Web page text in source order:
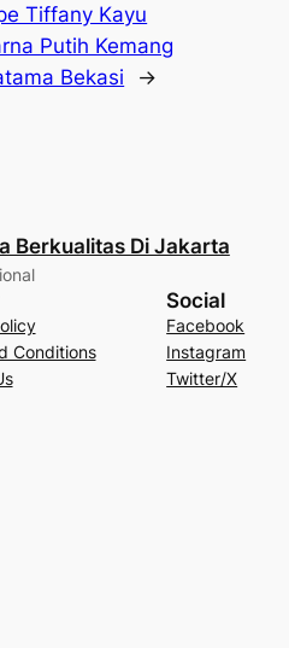
Tiffany Kayu
Putih Kemang
Bekasi
→
Berkualitas Di Jakarta
Conditions
Social
Facebook
Instagram
Twitter/X